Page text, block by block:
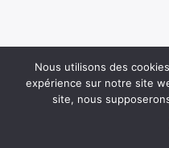
Nous utilisons des
expérience sur notre site
site, nous